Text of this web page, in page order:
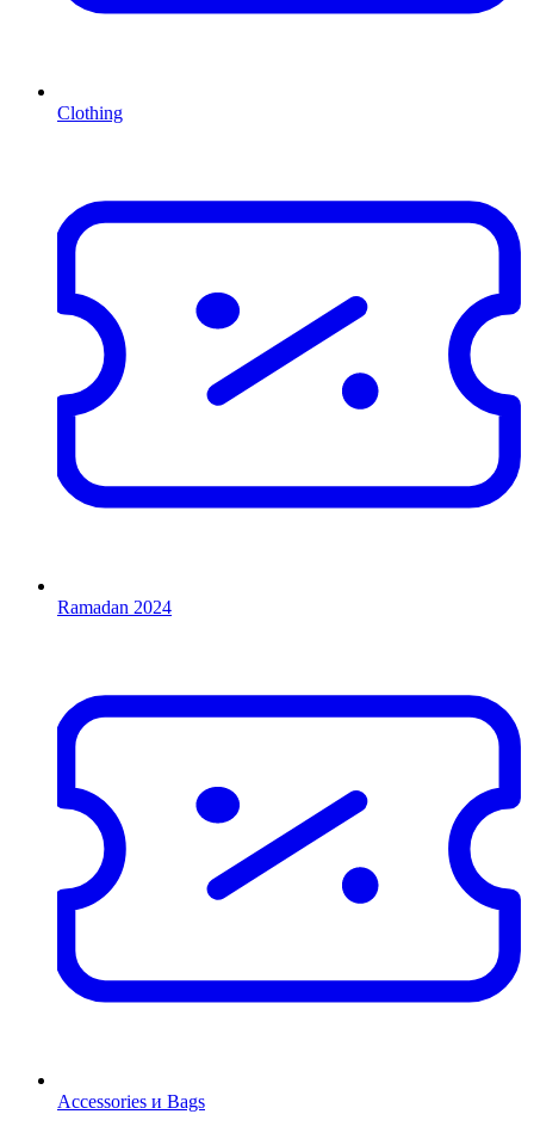
Clothing
Ramadan 2024
Accessories и Bags